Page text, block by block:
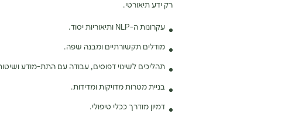
רק ידע תיאורטי.
עקרונות ה-NLP ותיאוריות יסוד.
מודלים תקשורתיים ומבנה שפה.
תהליכים לשינוי דפוסים, עבודה עם התת-מודע ושיטות
בניית מטרות מדויקות ומדידות.
דמיון מודרך ככלי טיפולי.